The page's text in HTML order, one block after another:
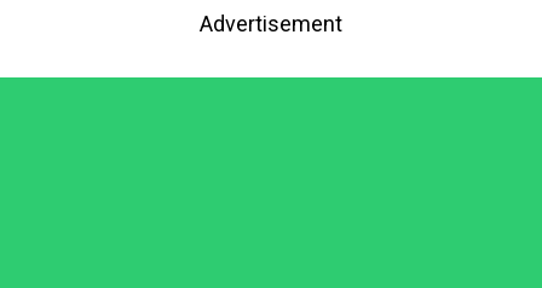
Advertisement